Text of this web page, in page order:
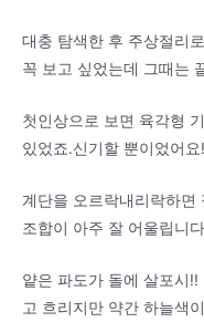
대충 탐색한 후 주상절리
꼭 보고 싶었는데 그때는
첫인상으로 보면 육각형
있었죠.신기할 뿐이었어요
계단을 오르락내리락하면
조합이 아주 잘 어울립니
얕은 파도가 돌에 살포시
고 흐리지만 약간 하늘색